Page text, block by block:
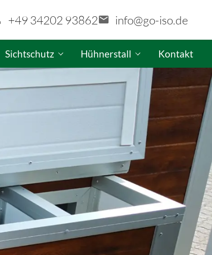
+49 34202 93862 info@go-iso.de
Konfigurator
Sichtschutz
GO-ISO Sichtschutzwand-Konfigurator
Hühnerstall
GO-ISO Hühnerstall-
Kontakt